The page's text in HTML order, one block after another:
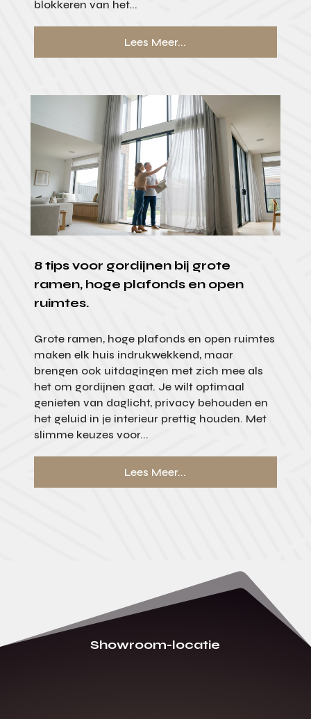
blokkeren van het...
Lees Meer...
8 tips voor gordijnen bij grote
ramen, hoge plafonds en open
ruimtes.
Grote ramen, hoge plafonds en open ruimtes
maken elk huis indrukwekkend, maar
brengen ook uitdagingen met zich mee als
het om gordijnen gaat. Je wilt optimaal
genieten van daglicht, privacy behouden en
het geluid in je interieur prettig houden. Met
slimme keuzes voor...
Lees Meer...
Showroom-locatie